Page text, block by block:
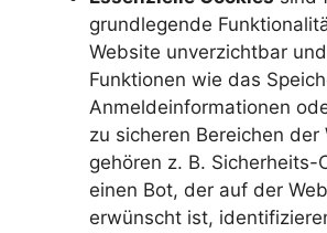
grundlegende
Website unverzichtbar
Funktionen wie das
Anmeldeinformationen
zu sicheren Bereichen der
gehören z. B. Sicherheits-
einen Bot, der auf der
erwünscht ist,